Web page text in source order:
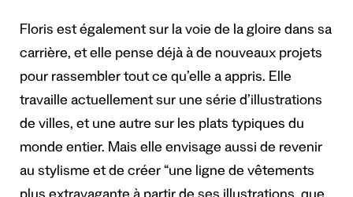
Floris est également sur la voie de la gloire dans sa
carrière, et elle pense déjà à de nouveaux projets
pour rassembler tout ce qu’elle a appris. Elle
travaille actuellement sur une série d’illustrations
de villes, et une autre sur les plats typiques du
monde entier. Mais elle envisage aussi de revenir
au stylisme et de créer “une ligne de vêtements